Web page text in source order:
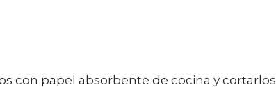
con papel absorbente de cocina y cortarlos